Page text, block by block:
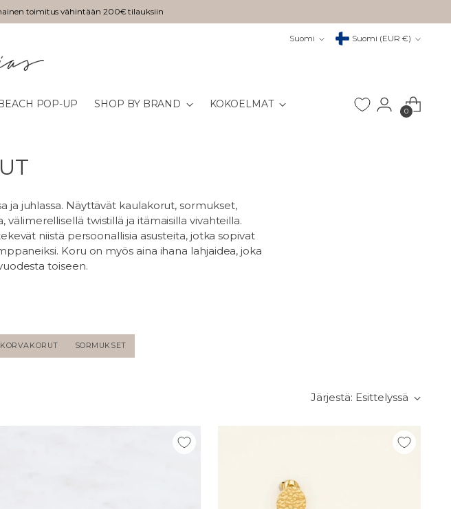
toimitus vähintään 200€ tilauksiin
Suomi Valuutta Suomi (EUR €)
POP-UP SHOP BY BRAND KOKOELMAT
0
ja juhlassa. Näyttävät kaulakorut, sormukset,
twistillä ja itämaisilla vivahteilla.
niistä persoonallisia asusteita, jotka sopivat
Koru on myös aina ihana lahjaidea, joka
toiseen.
KORVAKORUT SORMUKSET
Järjestä: Esittelyssä